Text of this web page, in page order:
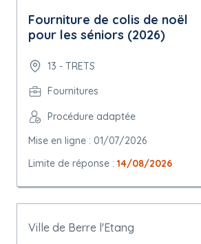
Fourniture de colis de noël
pour les séniors (2026)
13 - TRETS
Fournitures
Procédure adaptée
Mise en ligne : 01/07/2026
Limite de réponse : 14/08/2026
Ville de Berre l'Etang